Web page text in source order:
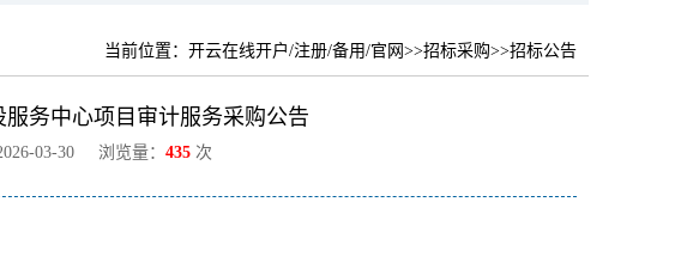
当前位置： 开云在线开户/注册/备用/官网 >>招标采购>>招标公告
务中心项目审计服务采购公告
03-30 浏览量： 435次